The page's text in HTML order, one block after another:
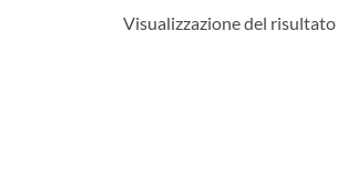
Visualizzazione del risultato